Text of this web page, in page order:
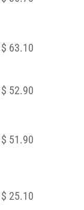
$ 63.10
$ 52.90
$ 51.90
$ 25.10